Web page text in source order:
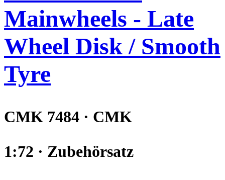
Mainwheels - Late
Wheel Disk / Smooth
Tyre
CMK 7484 · CMK
1:72 · Zubehörsatz